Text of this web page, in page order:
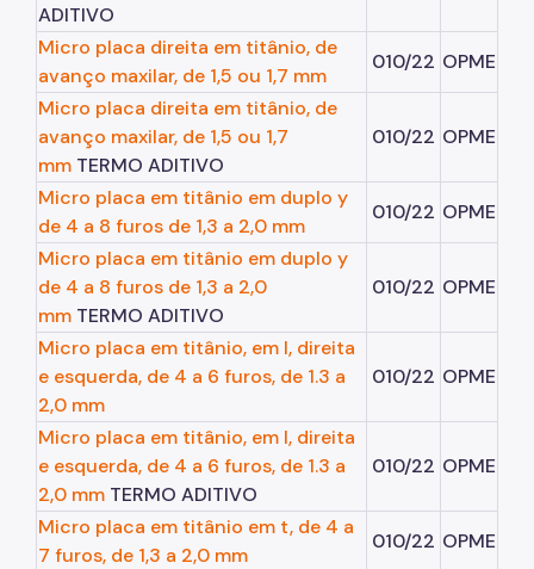
ADITIVO
Micro placa direita em titânio, de
avanço maxilar, de 1,5 ou 1,7 mm
010/22 OPME
Micro placa direita em titânio, de
avanço maxilar, de 1,5 ou 1,7
mm TERMO ADITIVO
010/22 OPME
Micro placa em titânio em duplo y
de 4 a 8 furos de 1,3 a 2,0 mm
010/22 OPME
Micro placa em titânio em duplo y
de 4 a 8 furos de 1,3 a 2,0
mm TERMO ADITIVO
010/22 OPME
Micro placa em titânio, em l, direita
e esquerda, de 4 a 6 furos, de 1.3 a
2,0 mm
010/22 OPME
Micro placa em titânio, em l, direita
e esquerda, de 4 a 6 furos, de 1.3 a
2,0 mm TERMO ADITIVO
010/22 OPME
Micro placa em titânio em t, de 4 a
7 furos, de 1,3 a 2,0 mm
010/22 OPME